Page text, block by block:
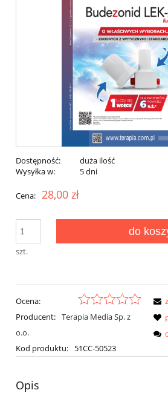
Dostępność:
duża ilość
Wysyłka w:
5 dni
Cena: 28,00 zł
szt.
do
Ocena:
Producent: Terapia Media Sp. z
o.o.
Kod produktu:
51CC-50523
Opis